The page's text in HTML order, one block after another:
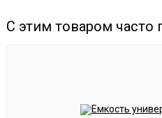
переливного сифона.
С этим товаром часто